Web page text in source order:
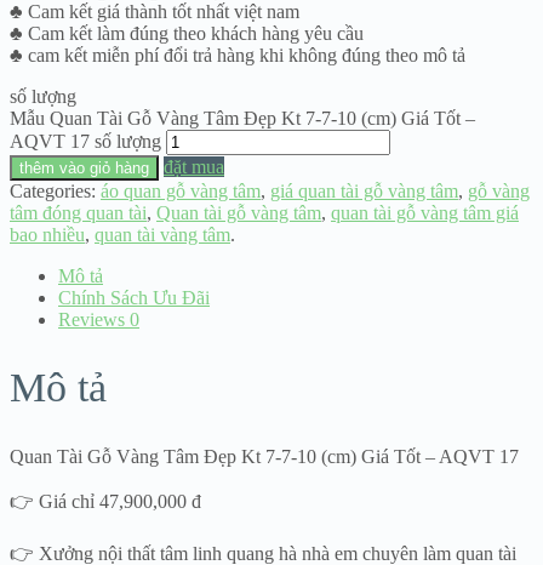
♣ Cam kết giá thành tốt nhất việt nam
♣ Cam kết làm đúng theo khách hàng yêu cầu
♣ cam kết miễn phí đổi trả hàng khi không đúng theo mô tả
số lượng
Mẫu Quan Tài Gỗ Vàng Tâm Đẹp Kt 7-7-10 (cm) Giá Tốt –
AQVT 17 số lượng
thêm vào giỏ hàng
đặt mua
Categories: áo quan gỗ vàng tâm, giá quan tài gỗ vàng tâm, gỗ vàng
tâm đóng quan tài, Quan tài gỗ vàng tâm, quan tài gỗ vàng tâm giá
bao nhiều, quan tài vàng tâm.
Mô tả
Chính Sách Ưu Đãi
Reviews 0
Mô tả
Quan Tài Gỗ Vàng Tâm Đẹp Kt 7-7-10 (cm) Giá Tốt – AQVT 17
👉 Giá chỉ 47,900,000 đ
👉 Xưởng nội thất tâm linh quang hà nhà em chuyên làm quan tài